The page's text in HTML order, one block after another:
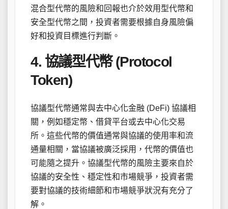
混合型代幣的風險和回報也介於效用型代幣和
安全型代幣之間，投資者需要根據自身風險偏
好和投資目標進行判斷。
4. 協議型代幣 (Protocol
Token)
協議型代幣通常與去中心化金融 (DeFi) 協議相
關，例如穩定幣、借貸平台或去中心化交易
所。這些代幣的價值通常與協議的使用率和流
通量相關，當協議被廣泛採用，代幣的價值也
可能隨之提升。協議型代幣的風險主要來自於
協議的安全性、穩定性和市場競爭，投資者需
要對協議的技術細節和市場競爭狀況有充分了
解。